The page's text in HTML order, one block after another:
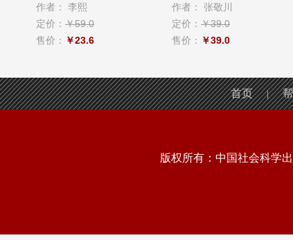
作者：
李熙
定价： ￥59.0
售价： ￥23.6
作者：
张敬川
定价： ￥39.0
售价： ￥39.0
首页 |
版权所有：中国社会科学